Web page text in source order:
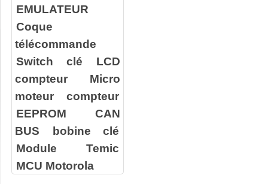
EMULATEUR
Coque
télécommande
Switch clé
LCD
compteur
Micro
moteur compteur
EEPROM
CAN
BUS
bobine clé
Module Temic
MCU Motorola